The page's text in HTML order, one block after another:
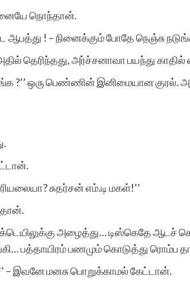
நொந்தான்.
! – நினைக்கும் போதே நெஞ்சு
தெரிந்தது, அர்ச்சனாவா பயந்து
?’’ ஒரு பெண்ணின் இனிமையான குரல்.
சுதர்சன் எம்.டி மகள்!’’
அழைத்து… டிஸ்கெதே ஆடச்
பத்தாயிரம் பணமும் கொடுத்து ரொம்ப
– இவனே மனசு பொறுக்காமல் கேட்டான்.